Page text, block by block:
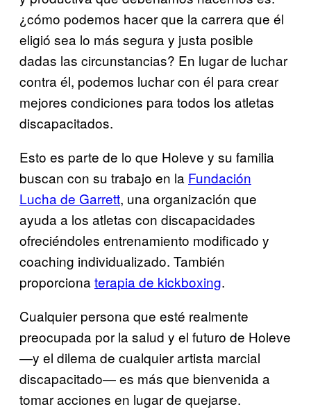
¿cómo podemos hacer que la carrera que él
eligió sea lo más segura y justa posible
dadas las circunstancias? En lugar de luchar
contra él, podemos luchar con él para crear
mejores condiciones para todos los atletas
discapacitados.
Esto es parte de lo que Holeve y su familia
buscan con su trabajo en la Fundación
Lucha de Garrett, una organización que
ayuda a los atletas con discapacidades
ofreciéndoles entrenamiento modificado y
coaching individualizado. También
proporciona terapia de kickboxing.
Cualquier persona que esté realmente
preocupada por la salud y el futuro de Holeve
—y el dilema de cualquier artista marcial
discapacitado— es más que bienvenida a
tomar acciones en lugar de quejarse.